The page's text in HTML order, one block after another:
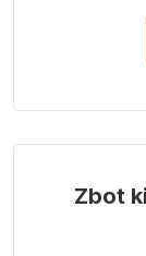
Zbot